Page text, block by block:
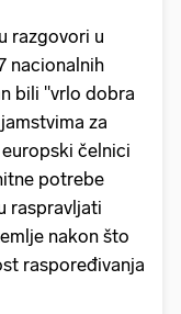
razgovori u
nacionalnih
bili "vrlo dobra
za
čelnici
potrebe
raspravljati
nakon što
raspoređivanja